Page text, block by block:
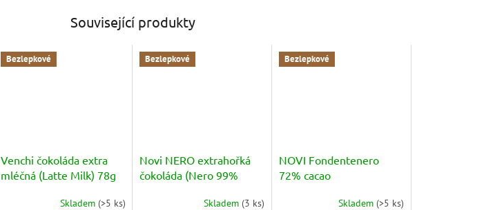
Související produkty
Bezlepkové
Venchi čokoláda extra
mléčná (Latte Milk) 78g
Skladem (>5 ks)
Bezlepkové
Novi NERO extrahořká
čokoláda (Nero 99%
Skladem(3 ks)
Bezlepkové
NOVI Fondentenero
72% cacao
Skladem(>5 ks)